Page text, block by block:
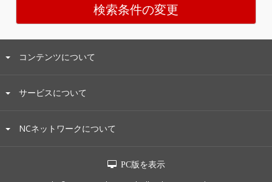
検索条件の変更
コンテンツについて
サービスについて
NCネットワークについて
PC版を表示